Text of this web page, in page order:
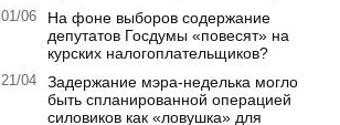
01/06
На фоне выборов содержание
депутатов Госдумы «повесят» на
курских налогоплательщиков?
21/04
Задержание мэра-неделька могло
быть спланированной операцией
силовиков как «ловушка» для